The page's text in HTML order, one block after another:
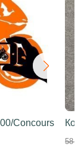
Concours
58